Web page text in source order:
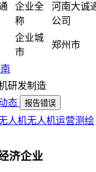
企业全
称
河南大诚
公司
企业城
市
郑州市
研发制造
态 报告错误
人机无人机运营测绘
济企业